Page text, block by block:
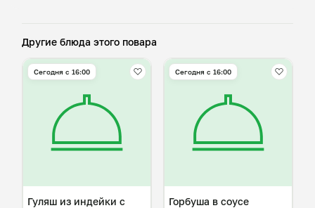
Другие блюда этого повара
Сегодня с 16:00
Гуляш из индейки с
Сегодня с 16:00
Горбуша в соусе